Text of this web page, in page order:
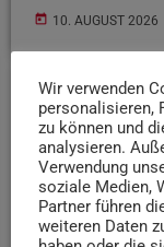
today 10. AUGUST 2026
Wir verwenden
personalisieren,
zu können und
analysieren.
Verwendung
soziale Medien,
Partner führen
weiteren Daten